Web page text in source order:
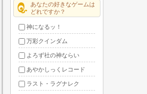
あなたの好きなゲームは
どれですか？
神になるッ！
万彩クインダム
よろず社の神ならい
あやかしっくレコード
ラスト・ラグナレク